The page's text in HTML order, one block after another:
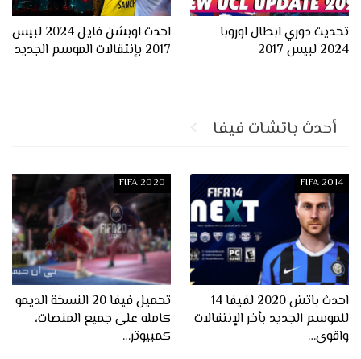
تحديث دوري ابطال اوروبا
2024 لبيس 2017
احدث اوبشن فايل 2024 لبيس
2017 بإنتقالات الموسم الجديد
أحدث باتشات فيفا
FIFA 2014
احدث باتش 2020 لفيفا 14
للموسم الجديد بأخر الإنتقالات
واقوى…
FIFA 2020
تحميل فيفا 20 النسخة الديمو
كامله على جميع المنصات،
كمبيوتر…